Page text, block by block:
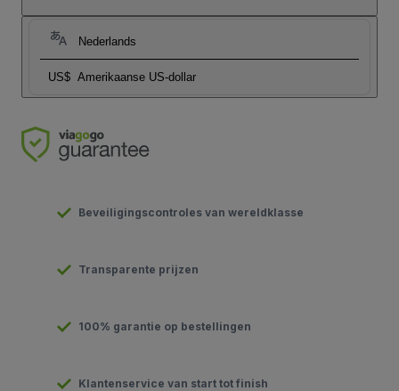
Nederlands
US$ Amerikaanse US-dollar
Beveiligingscontroles van wereldklasse
Transparente prijzen
100% garantie op bestellingen
Klantenservice van start tot finish